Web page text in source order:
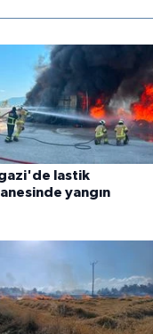
lastik
yangın